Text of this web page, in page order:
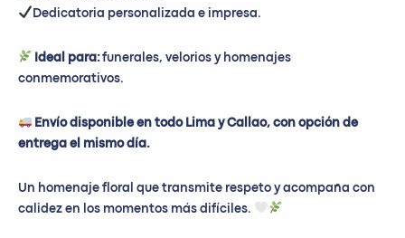
Dedicatoria personalizada e impresa.
Ideal para:funerales, velorios y homenajes
conmemorativos.
Envío disponible en todo Lima y Callao, con opción de
entrega el mismo día.
Un homenaje floral que transmite respeto y acompaña con
calidez en los momentos más difíciles.